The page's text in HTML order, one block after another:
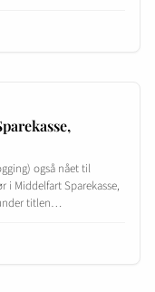
også nået til
i Middelfart Sparekasse,
titlen…